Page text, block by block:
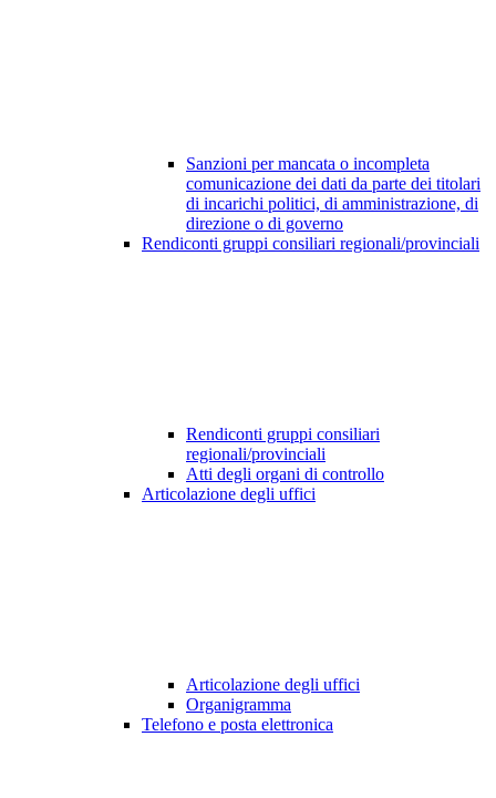
Sanzioni per mancata o incompleta
comunicazione dei dati da parte dei titolari
di incarichi politici, di amministrazione, di
direzione o di governo
Rendiconti gruppi consiliari regionali/provinciali
Rendiconti gruppi consiliari
regionali/provinciali
Atti degli organi di controllo
Articolazione degli uffici
Articolazione degli uffici
Organigramma
Telefono e posta elettronica